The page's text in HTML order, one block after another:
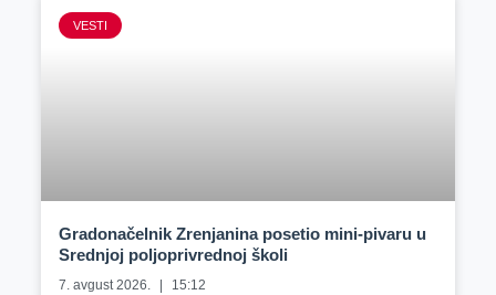
VESTI
Gradonačelnik Zrenjanina posetio mini-pivaru u
Srednjoj poljoprivrednoj školi
7. avgust 2026. 15:12